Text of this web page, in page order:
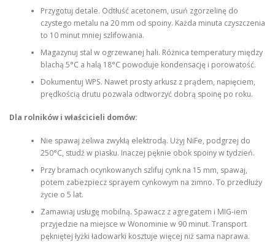
Przygotuj detale. Odtłuść acetonem, usuń zgorzelinę do
czystego metalu na 20 mm od spoiny. Każda minuta czyszczenia
to 10 minut mniej szlifowania.
Magazynuj stal w ogrzewanej hali. Różnica temperatury między
blachą 5°C a halą 18°C powoduje kondensację i porowatość.
Dokumentuj WPS. Nawet prosty arkusz z prądem, napięciem,
prędkością drutu pozwala odtworzyć dobrą spoinę po roku.
Dla rolników i właścicieli domów:
Nie spawaj żeliwa zwykłą elektrodą. Użyj NiFe, podgrzej do
250°C, studź w piasku. Inaczej pęknie obok spoiny w tydzień.
Przy bramach ocynkowanych szlifuj cynk na 15 mm, spawaj,
potem zabezpiecz sprayem cynkowym na zimno. To przedłuży
życie o 5 lat.
Zamawiaj usługę mobilną. Spawacz z agregatem i MIG-iem
przyjedzie na miejsce w Wonominie w 90 minut. Transport
pękniętej łyżki ładowarki kosztuje więcej niż sama naprawa.